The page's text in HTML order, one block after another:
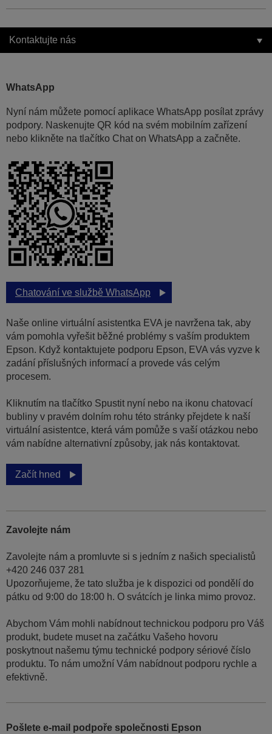
Kontaktujte nás
WhatsApp
Nyní nám můžete pomocí aplikace WhatsApp posílat zprávy
podpory. Naskenujte QR kód na svém mobilním zařízení
nebo klikněte na tlačítko Chat on WhatsApp a začněte.
Chatování ve službě WhatsApp
Naše online virtuální asistentka EVA je navržena tak, aby
vám pomohla vyřešit běžné problémy s vaším produktem
Epson. Když kontaktujete podporu Epson, EVA vás vyzve k
zadání příslušných informací a provede vás celým
procesem.
Kliknutím na tlačítko Spustit nyní nebo na ikonu chatovací
bubliny v pravém dolním rohu této stránky přejdete k naší
virtuální asistentce, která vám pomůže s vaší otázkou nebo
vám nabídne alternativní způsoby, jak nás kontaktovat.
Začít hned
Zavolejte nám
Zavolejte nám a promluvte si s jedním z našich specialistů
+420 246 037 281
Upozorňujeme, že tato služba je k dispozici od pondělí do
pátku od 9:00 do 18:00 h. O svátcích je linka mimo provoz.
Abychom Vám mohli nabídnout technickou podporu pro Váš
produkt, budete muset na začátku Vašeho hovoru
poskytnout našemu týmu technické podpory sériové číslo
produktu. To nám umožní Vám nabídnout podporu rychle a
efektivně.
Pošlete e-mail podpoře společnosti Epson